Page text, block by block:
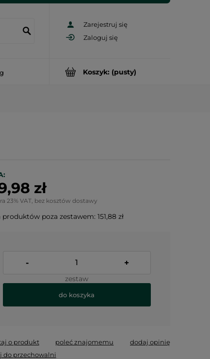
Zarejestruj się
Zaloguj się
Koszyk: (pusty)
zł
23% VAT, bez kosztów dostawy
produktów poza zestawem: 151,88 zł
- +
zestaw
do koszyka
o produkt poleć znajomemu
dodaj opinię
do przechowalni